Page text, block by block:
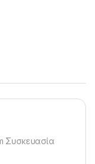
Συσκευασία